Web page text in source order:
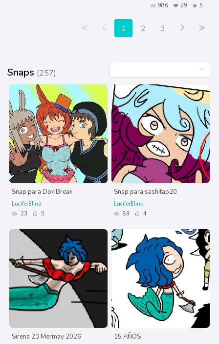
986
29 5
Primera página
Anterior
1 2 3 Siguiente
Snaps (257)
Snap para DokiBreak
LuciferElina
23
5
Snap para sashitap20
LuciferElina
89
4
Sirena 23 Mermay 2026 15 AÑOS